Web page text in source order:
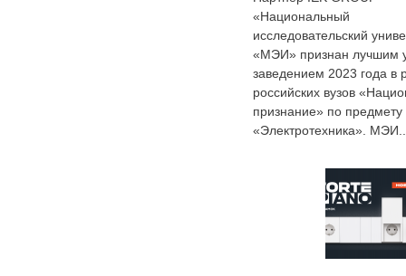
«Национальный
исследовательский
«МЭИ» признан лучшим
заведением 2023 года в
российских вузов
признание» по предмету
«Электротехника».